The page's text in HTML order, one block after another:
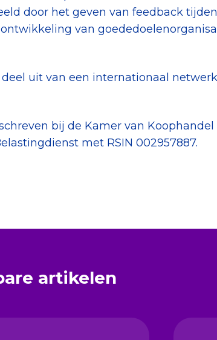
door het geven van feedback
van
uit van een internationaal
bij de Kamer van
met RSIN 002957887.
artikelen